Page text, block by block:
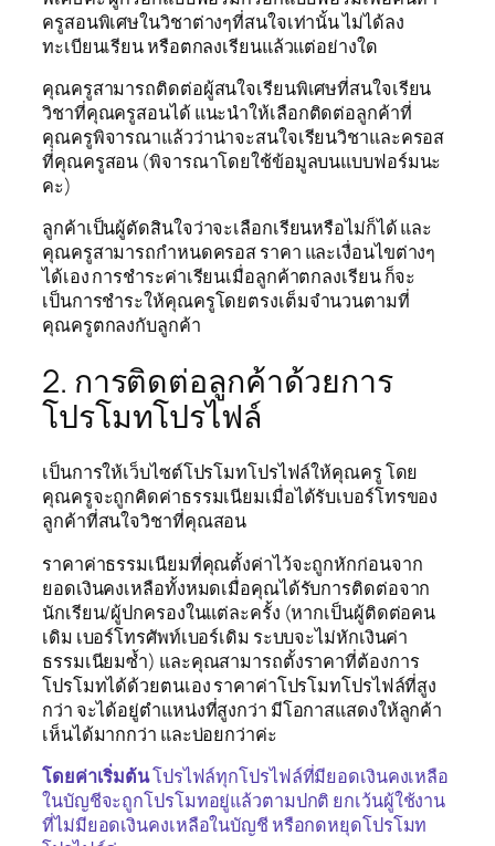
ครูสอนพิเศษในวิชาต่างๆที่สนใจเท่านั้น ไม่ได้ลง
ทะเบียนเรียน หรือตกลงเรียนแล้วแต่อย่างใด
คุณครูสามารถติดต่อผู้สนใจเรียนพิเศษที่สนใจเรียน
วิชาที่คุณครูสอนได้ แนะนำให้เลือกติดต่อลูกค้าที่
คุณครูพิจารณาแล้วว่าน่าจะสนใจเรียนวิชาและครอส
ที่คุณครูสอน (พิจารณาโดยใช้ข้อมูลบนแบบฟอร์มนะ
คะ)
ลูกค้าเป็นผู้ตัดสินใจว่าจะเลือกเรียนหรือไม่ก็ได้ และ
คุณครูสามารถกำหนดครอส ราคา และเงื่อนไขต่างๆ
ได้เอง การชำระค่าเรียนเมื่อลูกค้าตกลงเรียน ก็จะ
เป็นการชำระให้คุณครูโดยตรงเต็มจำนวนตามที่
คุณครูตกลงกับลูกค้า
2. การติดต่อลูกค้าด้วยการ
โปรโมทโปรไฟล์
เป็นการให้เว็บไซต์โปรโมทโปรไฟล์ให้คุณครู โดย
คุณครูจะถูกคิดค่าธรรมเนียมเมื่อได้รับเบอร์โทรของ
ลูกค้าที่สนใจวิชาที่คุณสอน
ราคาค่าธรรมเนียมที่คุณตั้งค่าไว้จะถูกหักก่อนจาก
ยอดเงินคงเหลือทั้งหมดเมื่อคุณได้รับการติดต่อจาก
นักเรียน/ผู้ปกครองในแต่ละครั้ง (หากเป็นผู้ติดต่อคน
เดิม เบอร์โทรศัพท์เบอร์เดิม ระบบจะไม่หักเงินค่า
ธรรมเนียมซ้ำ) และคุณสามารถตั้งราคาที่ต้องการ
โปรโมทได้ด้วยตนเอง ราคาค่าโปรโมทโปรไฟล์ที่สูง
กว่า จะได้อยู่ตำแหน่งที่สูงกว่า มีโอกาสแสดงให้ลูกค้า
เห็นได้มากกว่า และบ่อยกว่าค่ะ
โดยค่าเริ่มต้นโปรไฟล์ทุกโปรไฟล์ที่มียอดเงินคงเหลือ
ในบัญชีจะถูกโปรโมทอยู่แล้วตามปกติ ยกเว้นผู้ใช้งาน
ที่ไม่มียอดเงินคงเหลือในบัญชี หรือกดหยุดโปรโมท